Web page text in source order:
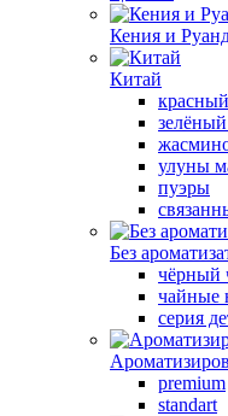
Кения и
Китай
улуны
пуэры
Без
чёрный
чайные
серия
premium
standart